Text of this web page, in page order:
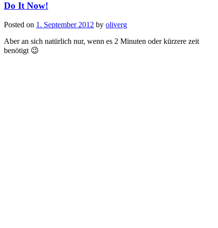
Do It Now!
Posted on 1. September 2012 by oliverg
Aber an sich natürlich nur, wenn es 2 Minuten oder kürzere zeit
benötigt 😉